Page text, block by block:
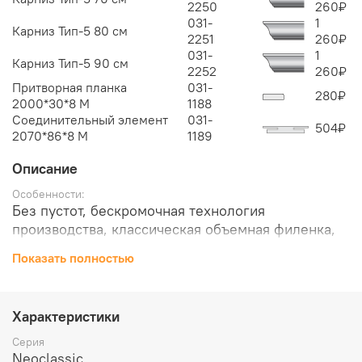
2250 260₽
Карниз Тип-5 80 см
031-
2251
1
260₽
Карниз Тип-5 90 см
031-
2252
1
260₽
Притворная планка
2000*30*8 М
031-
1188
280₽
Соединительный элемент
2070*86*8 M
031-
1189
504₽
Описание
Особенности:
Без пустот, бескромочная технология
производства, классическая объемная филенка,
производителей, как правило, не более 110 мм),
Отделка:
Эко Шпон White Wood — настоящий структурный
полипропилен родом из Южной Кореи.
Показать полностью
Характеристики
Серия